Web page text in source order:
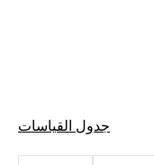
جدول القياسات